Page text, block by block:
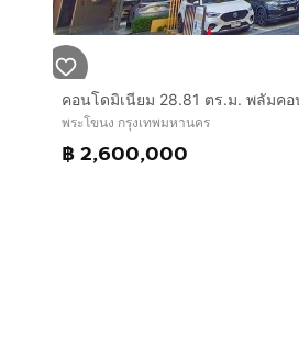
พระโขนง กรุงเทพมหานคร
฿ 2,600,000